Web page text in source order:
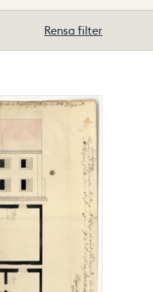
Rensa filter